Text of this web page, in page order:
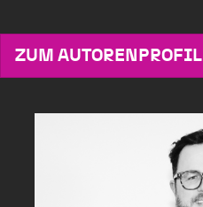
ZUM AUTORENPROFIL